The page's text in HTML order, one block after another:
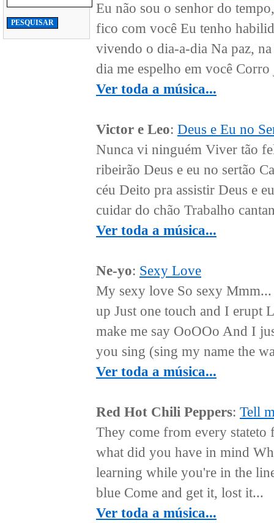
Eu não sou o senhor do
fico com você Eu tenho
vivendo o dia-a-dia Na paz,
dia me espelho em você
Ver toda a música...
Victor e Leo: Deus e Eu no
Nunca vi ninguém Viver tão
ribeirão Deus e eu no sertão
céu Deito pra assistir Deus e
cuidar do chão Trabalho
Ver toda a música...
Ne-yo: Sexy Love
My sexy love So sexy
up Just one touch and I erupt
make me say OoOOo And I
you sing (sing my name the
Ver toda a música...
Red Hot Chili Peppers: Tell
They come from every stateto
what did you have in mind
learning while you're in the
blue Come and get it, lost it...
Ver toda a música...